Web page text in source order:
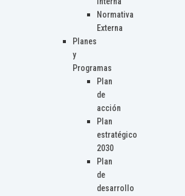
Normativa
Externa
Planes
y
Programas
Plan
de
acción
Plan
estratégico
2030
Plan
de
desarrollo